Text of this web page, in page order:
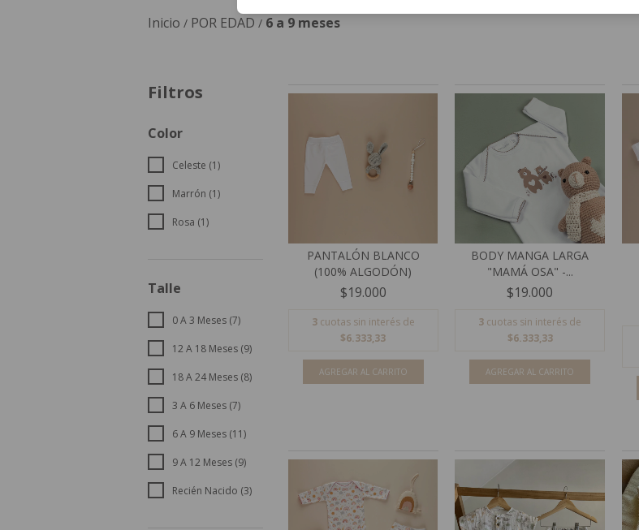
Inicio / POR EDAD / 6 a 9 meses
Filtros
Color
Celeste (1)
Marrón (1)
Rosa (1)
Talle
0 A 3 Meses (7)
12 A 18 Meses (9)
18 A 24 Meses (8)
3 A 6 Meses (7)
6 A 9 Meses (11)
9 A 12 Meses (9)
Recién Nacido (3)
PANTALÓN BLANCO
(100% ALGODÓN)
$19.000
3 cuotas sin interés de
$6.333,33
AGREGAR AL CARRITO
BODY MANGA LARGA
"MAMÁ OSA" -...
$19.000
3 cuotas sin interés de
$6.333,33
AGREGAR AL CARRITO